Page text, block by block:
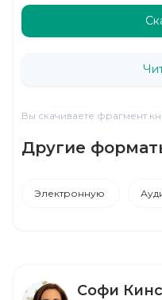
Вы скачиваете фрагмент
Другие
Электронную
Софи